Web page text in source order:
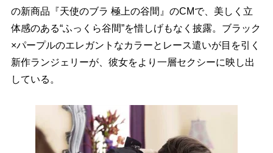
の新商品『天使のブラ 極上の谷間』のCMで、美しく立
体感のある“ふっくら谷間”を惜しげもなく披露。ブラック
×パープルのエレガントなカラーとレース遣いが目を引く
新作ランジェリーが、彼女をより一層セクシーに映し出
している。